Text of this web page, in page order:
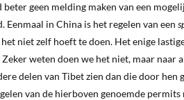
geen melding maken van een
Eenmaal in China is het regelen van een
niet zelf hoeft te doen. Het enige
weten doen we het niet, maar
delen van Tibet zien dan die door hen
van de hierboven genoemde